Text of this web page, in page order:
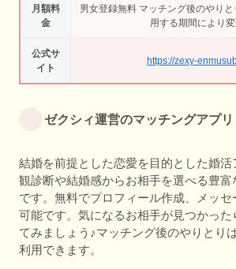
月額料
金
男女登録無料 マッチング後のやり
用する期間により変
公式サ
イト
https://zexy-
ゼクシィ運営のマッチングアプリ
結婚を前提とした恋愛を目的とした婚活
観診断や結婚感からお相手を選べる豊富
です。無料でプロフィール作成、メッ
可能です。気になるお相手が見つかった
てみましょう♪マッチング後のやりとり
利用できます。